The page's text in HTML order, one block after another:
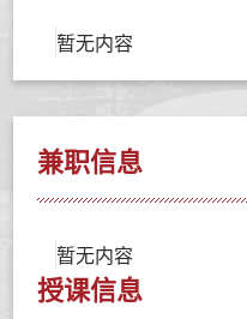
暂无内容
兼职信息
暂无内容
授课信息